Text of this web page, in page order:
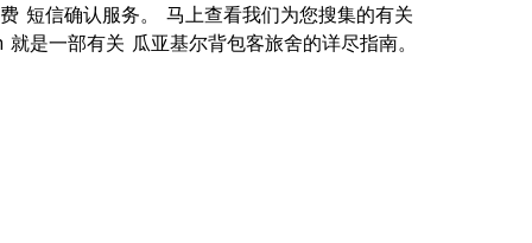
短信确认服务。 马上查看我们为您搜集的有关
是一部有关 瓜亚基尔背包客旅舍的详尽指南。